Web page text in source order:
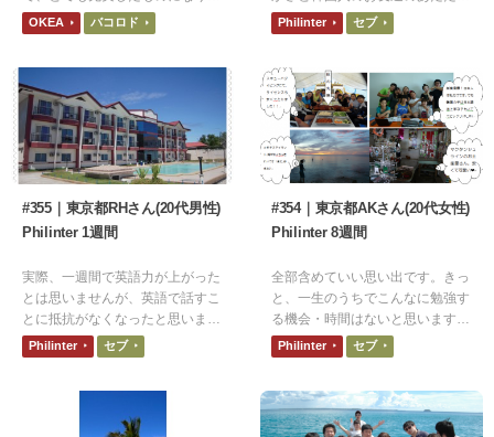
した。今後の旅で、この英語を活
かし、そしてより成長させます
OKEA バコロド
さで一生懸命勉強ができました。
Philinter セブ
#355｜東京都RHさん(20代男性)
Philinter 1週間
実際、一週間で英語力が上がった
とは思いませんが、英語で話すこ
とに抵抗がなくなったと思いま
す。機会があれば、またフィリピ
ンに来て英語を勉強したいと思い
Philinter セブ
#354｜東京都AKさん(20代女性)
Philinter 8週間
全部含めていい思い出です。きっ
と、一生のうちでこんなに勉強す
る機会・時間はないと思います。
ここで、勉強した事を無駄にしな
いように、カナダで頑張りたいと
Philinter セブ